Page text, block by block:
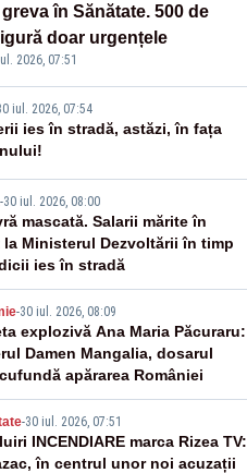
în Sănătate. 500 de
doar urgențele
2026, 07:51
iul. 2026, 07:54
ies în stradă, astăzi, în fața
-30 iul. 2026, 08:00
mascată. Salarii mărite în
la Ministerul Dezvoltării în timp
ies în stradă
-30 iul. 2026, 08:09
explozivă Ana Maria Păcuraru:
Damen Mangalia, dosarul
apărarea României
-30 iul. 2026, 07:51
INCENDIARE marca Rizea TV:
în centrul unor noi acuzații